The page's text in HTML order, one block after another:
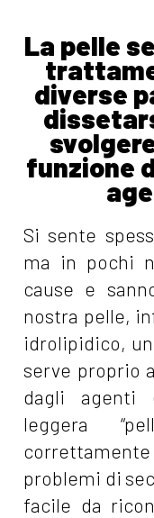
La pelle
diverse
funzione
Si sente
ma in pochi
cause e
nostra pelle,
idrolipidico,
serve proprio
dagli agenti
leggera
problemi di
facile da